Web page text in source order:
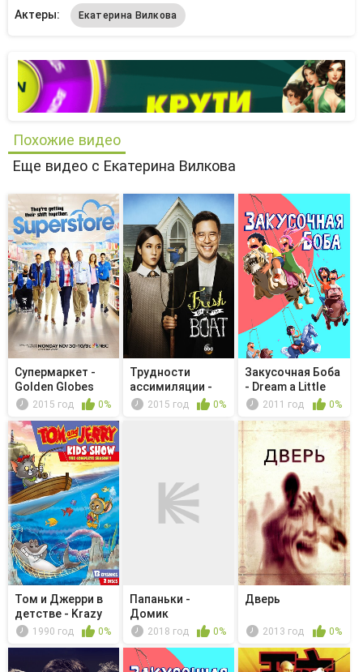
Актеры: Екатерина Вилкова
Похожие видео
Еще видео с Екатерина Вилкова
Супермаркет -
Golden Globes
Party2015 год 0%
Трудности
ассимиляции -
The Day After...
2015 год 0%
Закусочная Боба
- Dream a Little
Bob ...2011 год 0%
Том и Джерри в
детстве - Krazy
Klaws/...
1990 год 0%
Папаньки -
Домик
2018 год 0%
Дверь
2013 год 0%